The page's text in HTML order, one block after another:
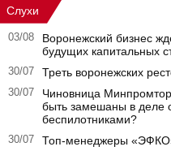
Слухи
03/08
Воронежский бизнес
будущих капитальных
30/07 Треть воронежских
30/07
Чиновница
быть замешаны в деле
беспилотниками?
30/07 Топ-менеджеры